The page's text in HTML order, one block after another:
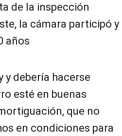
de la inspección
la cámara participó y
años
y debería hacerse
esté en buenas
que no
en condiciones para